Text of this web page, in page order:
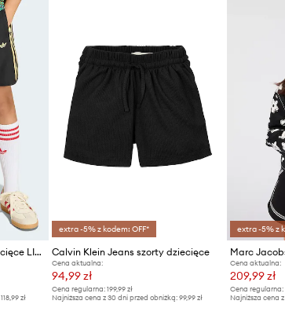
adidas Originals szorty dziecięce LIBERTY
118,99 zł
extra -5% z kodem: OFF*
Calvin Klein Jeans szorty dziecięce
Cena aktualna:
94,99 zł
Cena regularna:199,99 zł
Najniższa cena z 30 dni przed obniżką:99,99 zł
extra -5% z
Marc
Cena aktualna:
209,99 zł
Cena regularna:
Najniższa cena